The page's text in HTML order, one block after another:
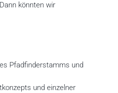
könnten wir
Pfadfinderstamms und
und einzelner